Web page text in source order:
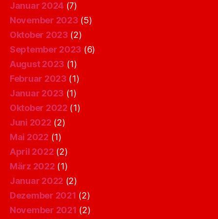
Januar 2024 (7)
November 2023 (5)
Oktober 2023 (2)
September 2023 (6)
August 2023 (1)
Februar 2023 (1)
Januar 2023 (1)
Oktober 2022 (1)
Juni 2022 (2)
Mai 2022 (1)
April 2022 (2)
März 2022 (1)
Januar 2022 (2)
Dezember 2021 (2)
November 2021 (2)